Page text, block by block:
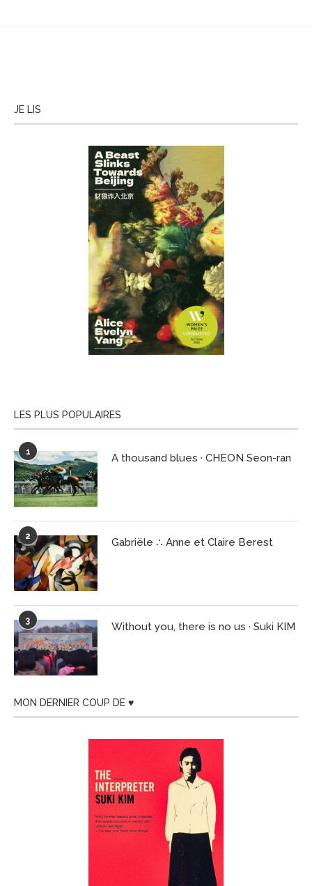
JE LIS
LES PLUS POPULAIRES
1 A thousand blues · CHEON Seon-ran
2 Gabriële ∴ Anne et Claire Berest
3 Without you, there is no us · Suki KIM
MON DERNIER COUP DE ♥